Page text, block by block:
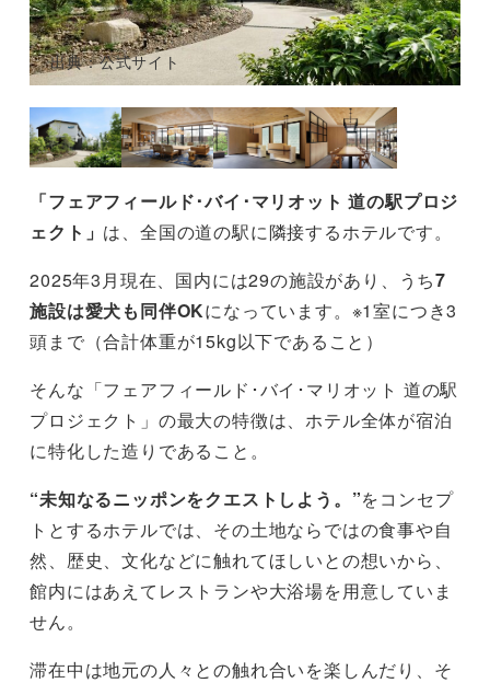
出典：公式サイト
「フェアフィールド･バイ･マリオット 道の駅プロジ
ェクト」 は、全国の道の駅に隣接するホテルです。
2025年3月現在、国内には29の施設があり、うち7
施設は愛犬も同伴OKになっています。※1室につき3
頭まで（合計体重が15kg以下であること）
そんな「フェアフィールド･バイ･マリオット 道の駅
プロジェクト」の最大の特徴は、ホテル全体が宿泊
に特化した造りであること。
“未知なるニッポンをクエストしよう。”をコンセプ
トとするホテルでは、その土地ならではの食事や自
然、歴史、文化などに触れてほしいとの想いから、
館内にはあえてレストランや大浴場を用意していま
せん。
滞在中は地元の人々との触れ合いを楽しんだり、そ